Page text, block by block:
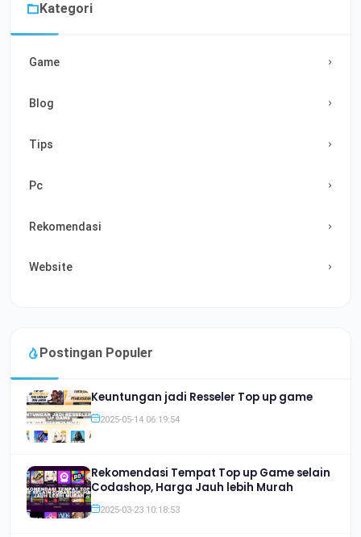
Kategori
Game
Blog
Tips
Pc
Rekomendasi
Website
Postingan Populer
Keuntungan jadi Resseler Top up game
2025-05-14 06:19:54
Rekomendasi Tempat Top up Game selain
Codashop, Harga Jauh lebih Murah
2025-03-23 10:18:53